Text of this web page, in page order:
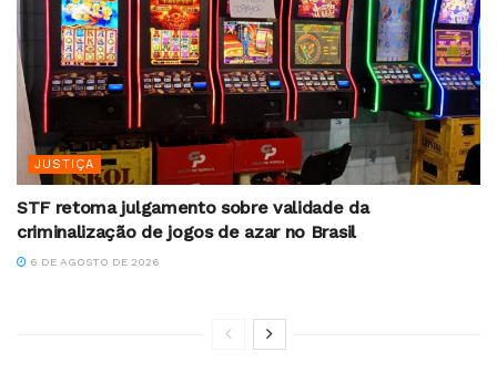
JUSTIÇA
STF retoma julgamento sobre validade da
criminalização de jogos de azar no Brasil
6 DE AGOSTO DE 2026